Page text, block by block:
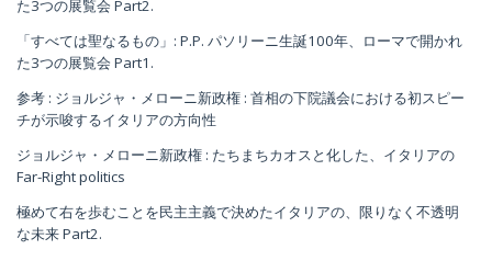
た3つの展覧会 Part2.
「すべては聖なるもの」: P.P. パソリーニ生誕100年、ローマで開かれ
た3つの展覧会 Part1.
参考 : ジョルジャ・メローニ新政権 : 首相の下院議会における初スピー
チが示唆するイタリアの方向性
ジョルジャ・メローニ新政権 : たちまちカオスと化した、イタリアの
Far-Right politics
極めて右を歩むことを民主主義で決めたイタリアの、限りなく不透明
な未来 Part2.